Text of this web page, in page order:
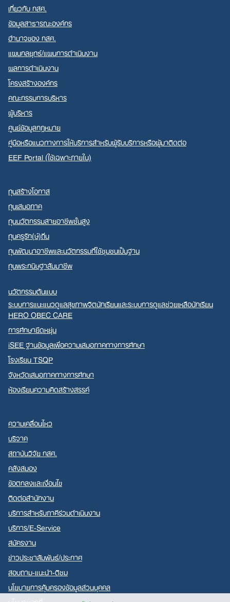
เกี่ยวกับ กสศ.
ข้อมูลสาธารณะองค์กร
อำนาจของ กสศ.
แผนกลยุทธ์/แผนการดำเนินงาน
ผลการดำเนินงาน
โครงสร้างองค์กร
คณะกรรมการบริหาร
ผู้บริหาร
ศูนย์ข้อมูลกฎหมาย
คู่มือหรือแนวทางการให้บริการสำหรับผู้รับบริการหรือผู้มาติดต่อ
EEF Portal (ใช้เฉพาะภายใน)
ทุนสร้างโอกาส
ทุนเสมอภาค
ทุนนวัตกรรมสายอาชีพชั้นสูง
ทุนครูรัก(ษ์)ถิ่น
ทุนพัฒนาอาชีพและนวัตกรรมที่ใช้ชุมชนเป็นฐาน
ทุนพระกนิษฐาสัมมาชีพ
นวัตกรรมต้นแบบ
ระบบการแนะแนวดูแลสุขภาพจิตนักเรียนและระบบการดูแลช่วยเหลือนักเรียน
HERO OBEC CARE
การศึกษายืดหยุ่น
iSEE ฐานข้อมูลเพื่อความเสมอภาคทางการศึกษา
โรงเรียน TSQP
จังหวัดเสมอภาคทางการศึกษา
ห้องเรียนความคิดสร้างสรรค์
ความเคลื่อนไหว
บริจาค
สถาบันวิจัย กสศ.
คลังสมอง
ข้อตกลงและเงื่อนไข
ติดต่อสำนักงาน
บริการสำหรับภาคีร่วมดำเนินงาน
บริการ/E-Service
สมัครงาน
ข่าวประชาสัมพันธ์/ประกาศ
สอบถาม-แนะนำ-ติชม
นโยบายการคุ้มครองข้อมูลส่วนบุคคล